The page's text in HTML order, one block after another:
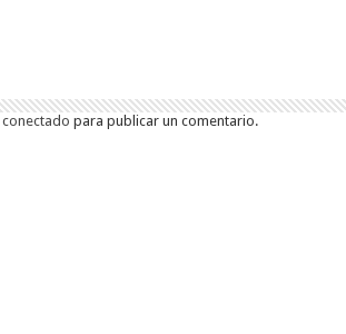
conectado para publicar un comentario.